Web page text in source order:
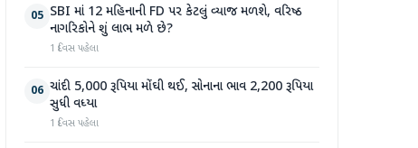
05 SBI માં 12 મહિનાની FD પર કેટલું વ્યાજ મળશે, વરિષ્ઠ
નાગરિકોને શું લાભ મળે છે?
1 દિવસ પહેલા
06 ચાંદી 5,000 રૂપિયા મોંઘી થઈ, સોનાના ભાવ 2,200 રૂપિયા
સુધી વધ્યા
1 દિવસ પહેલા